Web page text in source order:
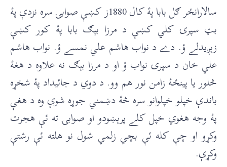
سالارانځر ګل بابا پۀ کال 1880ز کښې صوابۍ سره نزدې پۀ
بټ سپرۍ کلي کښې د مرزا بېګ بابا پۀ کور کښې
زېږيدلے ؤ. دے د نواب هاشم علي نمسے ؤ. نواب هاشم
علي خان د سپرۍ نواب ؤ او د مرزا بېګ نه علاوه د هغۀ
څلور يا پينځۀ زامن نور هم وو. د دوي د جائيداد پۀ شخړه
باندې خپلو خپلوانو سره څۀ دښمني جوړه شوې وه د هغې
پۀ وجه هغوي خپل کلے پرېښودو او صوابۍ ته ئې هجرت
وکړو او چې کله ئې بچي زلمي شول نو هلته ئې رشتې
وکړې.